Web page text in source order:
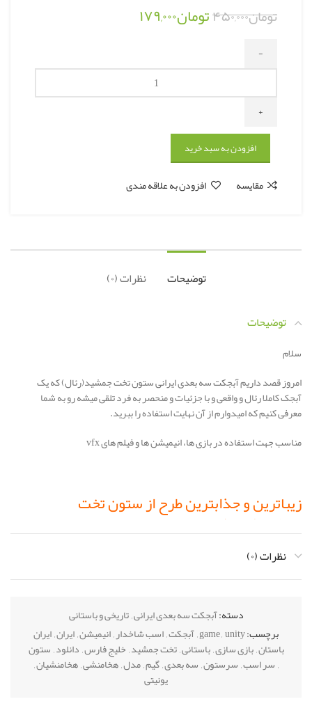
تومان۴۵۰,۰۰۰تومان۱۷۹,۰۰۰
افزودن به سبد خرید
مقایسه افزودن به علاقه مندی
توضیحات
نظرات (۰)
توضیحات
سلام
امروز قصد داریم آبجکت سه بعدی ایرانی ستون تخت جمشید(رئال) که یک
آبجک کاملا رئال و واقعی و با جزئیات و منحصر به فرد تلقی میشه رو به شما
معرفی کنیم که امیدوارم از آن نهایت استفاده را ببرید.
مناسب جهت استفاده در بازی ها، انیمیشن ها و فیلم های vfx
زیباترین و جذابترین طرح از ستون تخت
جمشید(رئال)
برای اولین بار در ایران
تخفیف ویژه:۴۵۰ هزار تومان
نظرات (۰)
دسته:آبجکت سه بعدی ایرانی,تاریخی و باستانی
برچسب:
game,unity
,آبجکت,اسب شاخدار,انیمیشن,ایران,ایران
باستان,بازی سازی,باستانی,تخت جمشید,خلیج فارس,دانلود,ستون
,سر اسب,سرستون,سه بعدی,گیم,مدل,هخامنشی,هخامنشیان,
یونیتی